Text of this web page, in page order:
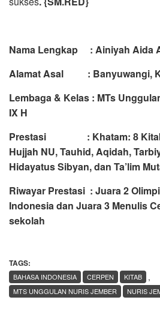
Nama Lengkap : Ainiyah Aida
Alamat Asal : Banyuwangi,
Lembaga & Kelas : MTs
IX H
Prestasi : Khatam: 8 Kitab
Hujjah NU, Tauhid, Aqidah,
Hidayatus Sibyan, dan Ta’lim
Riwayar Prestasi : Juara 2
Indonesia dan Juara 3 Menulis
sekolah
TAGS:
,
BAHASA INDONESIA CERPEN
KITAB
MTS UNGGULAN NURIS JEMBER
NURIS